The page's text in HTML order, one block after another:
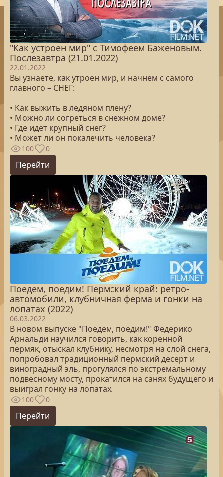
"Как устроен мир" с Тимофеем Баженовым.
Послезавтра (21.01.2022)
22.01.2022
Вы узнаете, как утроен мир, и начнем с самого
главного – СНЕГ:
• Как выжить в ледяном плену?
• Можно ли согреться в снежном доме?
• Где идёт крупный снег?
• Может ли он покалечить человека?
100 0
Перейти
Поедем, поедим! Пермский край: ретро-
автомобили, клубничная ферма и гонки на
лопатах (2022)
06.03.2022
В новом выпуске "Поедем, поедим!" Федерико
Арнальди научился говорить, как коренной
пермяк, отыскал клубнику, несмотря на слой снега,
попробовал традиционный пермский десерт и
виноградный эль, прогулялся по экстремальному
подвесному мосту, прокатился на санях будущего и
выиграл гонку на лопатах.
100 0
Перейти